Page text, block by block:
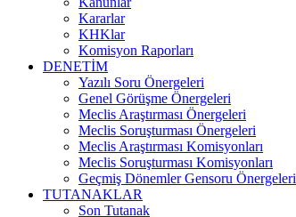
Kararlar
KHKlar
Komisyon Raporları
DENETİM
Yazılı Soru Önergeleri
Genel Görüşme Önergeleri
Meclis Araştırması Önergeleri
Meclis Soruşturması Önergeleri
Meclis Araştırması Komisyonları
Meclis Soruşturması Komisyonları
Geçmiş Dönemler Gensoru Önergeleri
TUTANAKLAR
Son Tutanak